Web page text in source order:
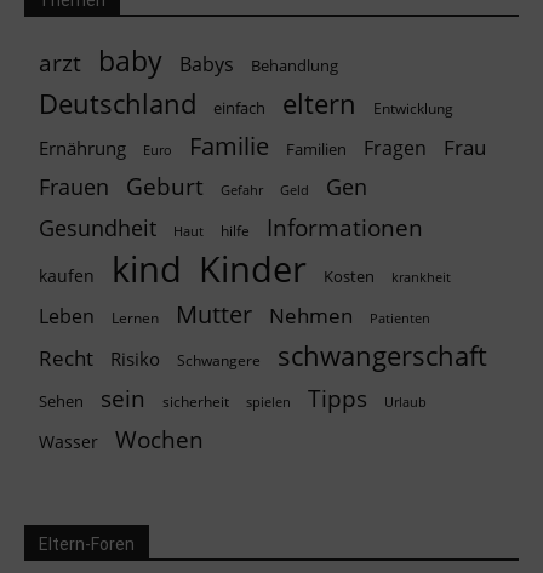
arzt baby Babys Behandlung
Deutschland einfach eltern Entwicklung
Ernährung Euro Familie Familien Fragen Frau
Frauen Geburt Gefahr Geld
Gen
Gesundheit
Haut hilfe Informationen
kaufen kind Kinder Kosten krankheit
Leben Lernen Mutter Nehmen Patienten
Recht Risiko Schwangere schwangerschaft
Sehen sein sicherheit spielen Tipps Urlaub
Wasser Wochen
Eltern-Foren